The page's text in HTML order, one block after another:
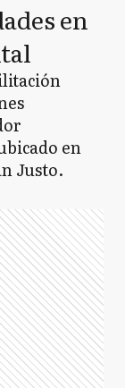
en
en
Justo.